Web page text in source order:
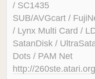
/ SC1435
SUB/AVGcart /
/ Lynx Multi Card /
SatanDisk /
Dots / PAM Net
http://260ste.atari.org